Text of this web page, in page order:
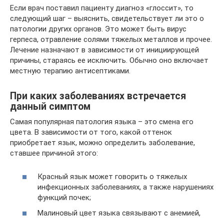
Если врач поставил пациенту диагноз «глоссит», то
следующий шаг – выяснить, свидетельствует ли это о
патологии других органов. Это может быть вирус
герпеса, отравление солями тяжелых металлов и прочее.
Лечение назначают в зависимости от инициирующей
причины, стараясь ее исключить. Обычно оно включает
местную терапию антисептиками.
При каких заболеваниях встречается
данный симптом
Самая популярная патология языка – это смена его
цвета. В зависимости от того, какой оттенок
приобретает язык, можно определить заболевание,
ставшее причиной этого:
Красный язык может говорить о тяжелых
инфекционных заболеваниях, а также нарушениях
функций почек;
Малиновый цвет языка связывают с анемией,